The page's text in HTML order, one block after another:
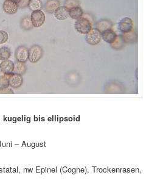
kugelig bis ellipsoid
– August
nw Epinel (Cogne), Trockenrasen,